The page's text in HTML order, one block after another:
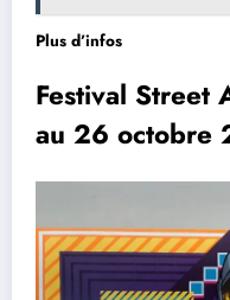
Plus d’infos
Festival Street
au 26 octobre